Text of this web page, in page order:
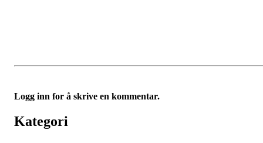
Logg inn for å skrive en kommentar.
Kategori